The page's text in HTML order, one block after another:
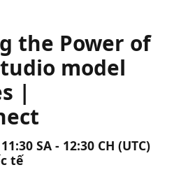
the Power of
model
|
SA - 12:30 CH (UTC)
tế